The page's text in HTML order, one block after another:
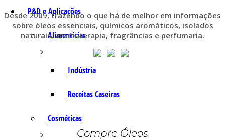
P&D e Aplicações
Alimentícias
Indústria
Receitas Caseiras
Cosméticas
Desde 2009, trazendo o que há de melhor em informações
sobre óleos essenciais, químicos aromáticos, isolados
naturais, aromaterapia, fragrâncias e perfumaria.
Compre Óleos